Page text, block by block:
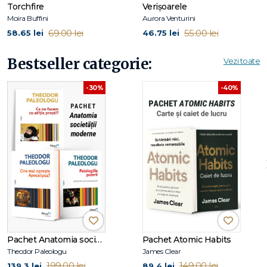
validate
încrezători, creativi și empatici
Cui i se potrivește acest pachet:
✔ Părinților care vor să
folosească jocul și poveștile ca
instrumente educative
✔ Celor care vor să sprijine
dezvoltarea emoțională și
socială a copiilor
✔ Cititorilor interesați de
parenting conștient și creativ
✔ Oricui își doreșterelații armonioase și încurajatoare cu
copilul lor
Descriere detaliată a titlurilor:
Reţete de jocuri – Lawrence J. Cohen
Torchfire
Moira Buffini
58.65 lei 69.00 lei
Verișoarele
Aurora Venturini
46.75 lei 55.00 lei
Bestseller categorie: Vezi toate
-30%
Pachet Anatomia societății moderne
Theodor Paleologu
-40%
Pachet Atomic Habits
James Clear